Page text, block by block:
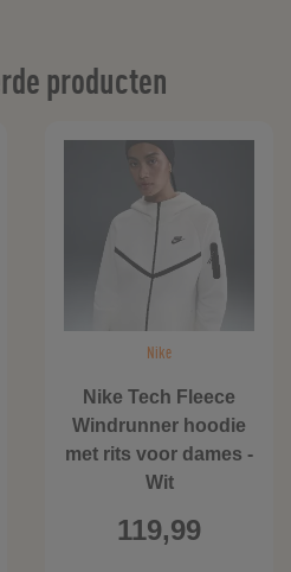
producten
Nike
Nike Tech Fleece
Windrunner hoodie
met rits voor dames -
Wit
119,99